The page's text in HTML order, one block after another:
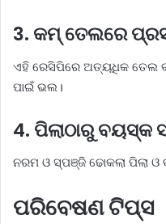
3. କମ୍ ତେଲରେ
ଏହି ରେସିପିରେ ଅତ୍ୟଧିକ ତେଲ
ପାଇଁ ଭଲ।
4. ପିଲାଠାରୁ
ନରମ ଓ ସ୍ପଞ୍ଜି ଢୋକଲା ପିଲା
ପରିବେଷଣ ଟିପ୍ସ